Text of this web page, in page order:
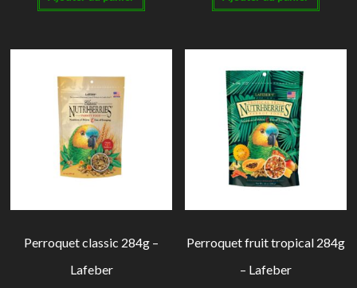
Perroquet classic 284g –
Lafeber
Perroquet fruit tropical 284g
– Lafeber